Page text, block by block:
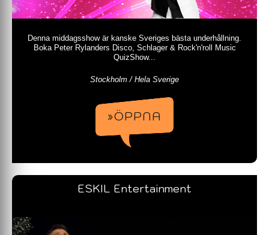
Denna middagsshow är kanske Sveriges bästa underhållning.
Boka Peter Rylanders Disco, Schlager & Rock'n'roll Music
QuizShow...
Stockholm / Hela Sverige
»ÖPPNA
ESKIL Entertainment